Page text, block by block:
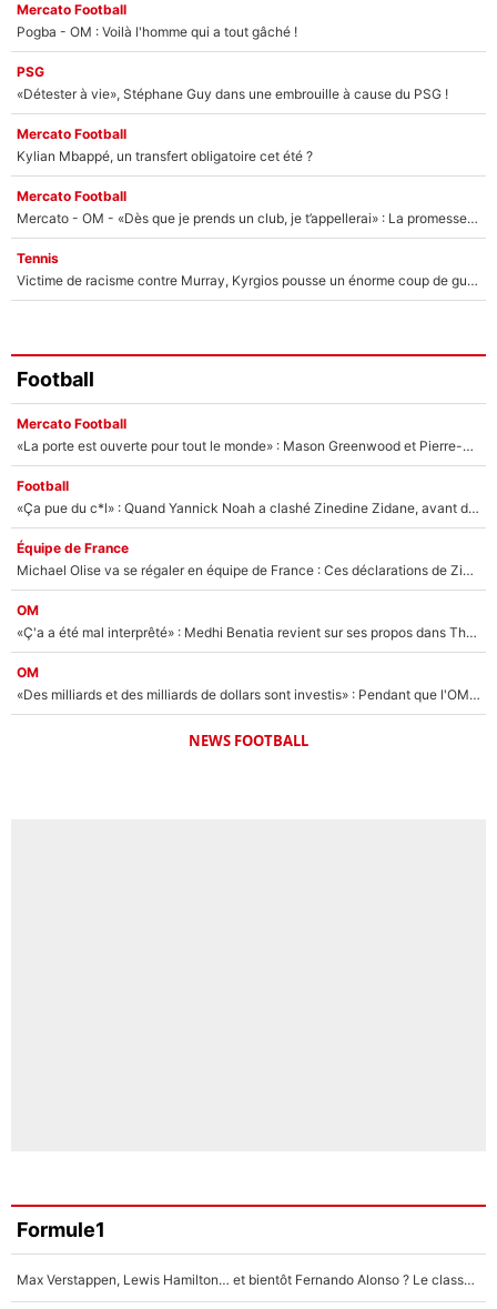
Mercato Football
Pogba - OM : Voilà l'homme qui a tout gâché !
PSG
«Détester à vie», Stéphane Guy dans une embrouille à cause du PSG !
Mercato Football
Kylian Mbappé, un transfert obligatoire cet été ?
Mercato Football
Mercato - OM - «Dès que je prends un club, je t’appellerai» : La promesse de Marcelino au moment de claquer la porte
Tennis
Victime de racisme contre Murray, Kyrgios pousse un énorme coup de gueule !
Football
Mercato Football
«La porte est ouverte pour tout le monde» : Mason Greenwood et Pierre-Emerick Aubameyang ont quitté l'OM, Amine Gouiri balance sur la suite du mercato et sur la réaction du vestiaire !
Football
«Ça pue du c*l» : Quand Yannick Noah a clashé Zinedine Zidane, avant de se faire recadrer par le nouveau sélectionneur de l'équipe de France !
Équipe de France
Michael Olise va se régaler en équipe de France : Ces déclarations de Zinedine Zidane qui prouvent qu'il va tout miser sur la star du Bayern Munich !
OM
«Ç'a a été mal interprêté» : Medhi Benatia revient sur ses propos dans The Bridge et précise ses conditions pour rejoindre le PSG !
OM
«Des milliards et des milliards de dollars sont investis» : Pendant que l'OM est en pleine crise financière, Frank McCourt lance un nouveau projet à 260M€ !
NEWS FOOTBALL
Formule1
Max Verstappen, Lewis Hamilton… et bientôt Fernando Alonso ? Le classement des pilotes les mieux payés en Formule 1 risque de changer !